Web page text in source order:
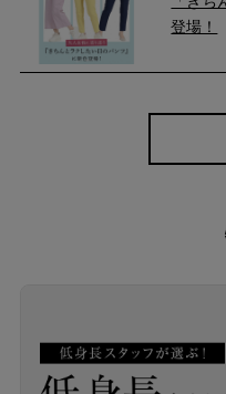
ストレートパンツで
オンオフ問わず使いやすく
カットソーと合わせるとカ
登場！